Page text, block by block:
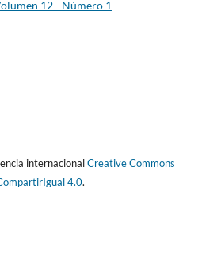
12 - Número 1
internacionalCreative Commons
4.0.